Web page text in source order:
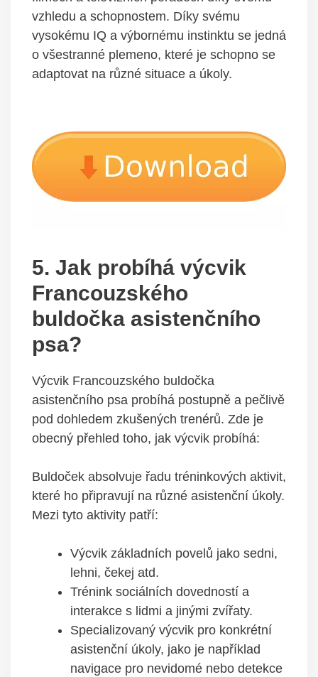
vzhledu a schopnostem. Díky svému
vysokému IQ a výbornému instinktu se jedná
o všestranné plemeno, které je schopno se
adaptovat na různé situace a úkoly.
5. Jak probíhá výcvik
Francouzského
buldočka asistenčního
psa?
Výcvik Francouzského buldočka
asistenčního psa probíhá postupně a pečlivě
pod dohledem zkušených trenérů. Zde je
obecný přehled toho, jak výcvik probíhá:
Buldoček absolvuje řadu tréninkových aktivit,
které ho připravují na různé asistenční úkoly.
Mezi tyto aktivity patří:
Výcvik základních povelů jako sedni,
lehni, čekej atd.
Trénink sociálních dovedností a
interakce s lidmi a jinými zvířaty.
Specializovaný výcvik pro konkrétní
asistenční úkoly, jako je například
navigace pro nevidomé nebo detekce